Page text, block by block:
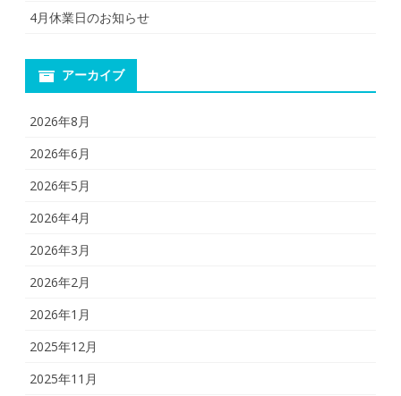
4月休業日のお知らせ
アーカイブ
2026年8月
2026年6月
2026年5月
2026年4月
2026年3月
2026年2月
2026年1月
2025年12月
2025年11月